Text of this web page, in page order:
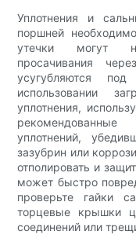
Уплотнения и
поршней
утечки могут
просачивания
усугубляются
использовании
уплотнения,
уплотнений,
зазубрин или
отполировать и
может быстро
проверьте гайки
торцевые крышки
соединений или